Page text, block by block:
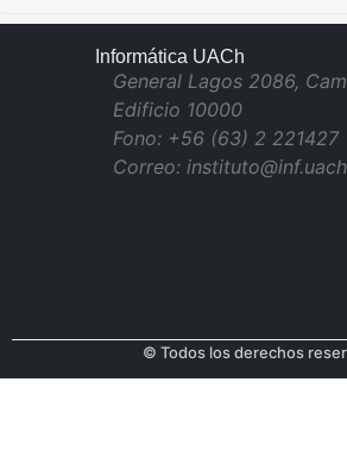
Informática UACh
General Lagos 2086,
Edificio 10000
Fono: +56 (63) 2 221427
Correo:
© Todos los derechos